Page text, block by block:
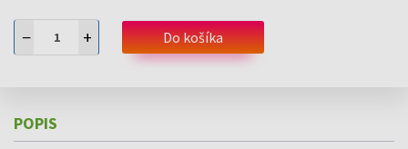
− + Do košíka
POPIS